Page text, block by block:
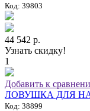
Код: 39803
44 542 р.
Узнать скидку!
1
Добавить к
ЛОВУШКА ДЛЯ
Код: 38899